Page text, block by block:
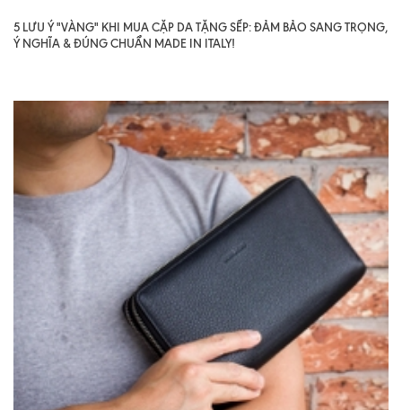
5 LƯU Ý "VÀNG" KHI MUA CẶP DA TẶNG SẾP: ĐẢM BẢO SANG TRỌNG,
Ý NGHĨA & ĐÚNG CHUẨN MADE IN ITALY!